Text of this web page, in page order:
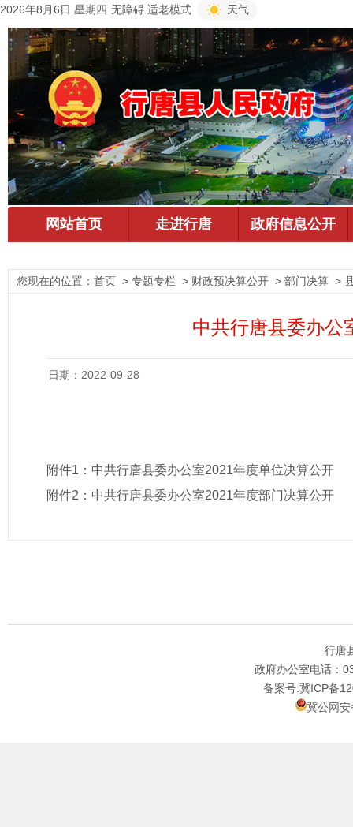
2026年8月6日 星期四 无障碍 适老模式 天气
您现在的位置： 首页 > 专题专栏 > 财政预决算公开 > 部门决算 >
中共行唐县委办公
日期：2022-09-28
附件1： 中共行唐县委办公室2021年度单位决算公开
附件2： 中共行唐县委办公室2021年度部门决算公开